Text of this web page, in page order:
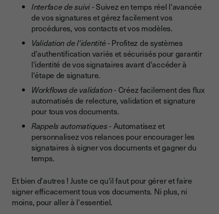
Interface de suivi- Suivez en temps réel l'avancée
de vos signatures et gérez facilement vos
procédures, vos contacts et vos modèles.
Validation de l'identité- Profitez de systèmes
d'authentification variés et sécurisés pour garantir
l'identité de vos signataires avant d'accéder à
l'étape de signature.
Workflows de validation- Créez facilement des flux
automatisés de relecture, validation et signature
pour tous vos documents.
Rappels automatiques- Automatisez et
personnalisez vos relances pour encourager les
signataires à signer vos documents et gagner du
temps.
Et bien d'autres ! Juste ce qu'il faut pour gérer et faire
signer efficacement tous vos documents. Ni plus, ni
moins, pour aller à l'essentiel.